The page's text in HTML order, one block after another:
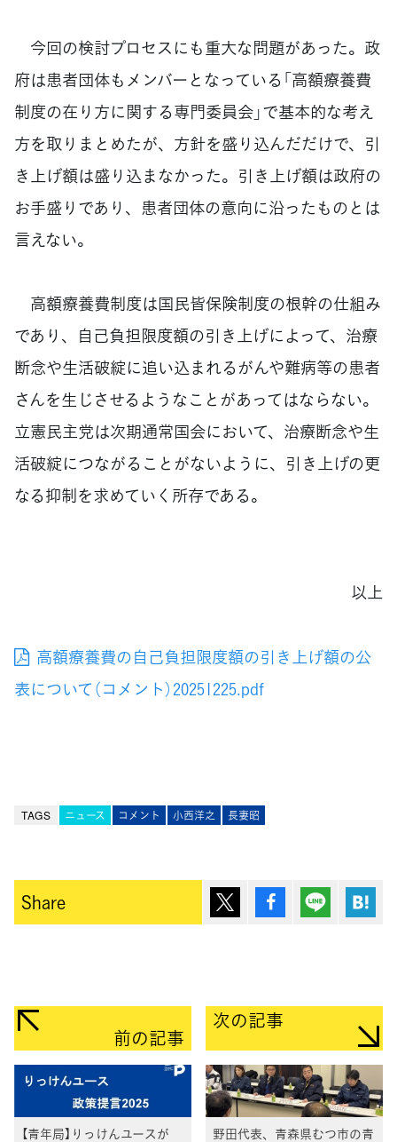
今回の検討プロセスにも重大な問題があった。政
府は患者団体もメンバーとなっている「高額療養費
制度の在り方に関する専門委員会」で基本的な考え
方を取りまとめたが、方針を盛り込んだだけで、引
き上げ額は盛り込まなかった。引き上げ額は政府の
お手盛りであり、患者団体の意向に沿ったものとは
言えない。
高額療養費制度は国民皆保険制度の根幹の仕組み
であり、自己負担限度額の引き上げによって、治療
断念や生活破綻に追い込まれるがんや難病等の患者
さんを生じさせるようなことがあってはならない。
立憲民主党は次期通常国会において、治療断念や生
活破綻につながることがないように、引き上げの更
なる抑制を求めていく所存である。
以上
高額療養費の自己負担限度額の引き上げ額の公
表について（コメント）20251225.pdf
TAGS ニュース コメント 小西洋之 長妻昭
Share ポスト シェア Lineで送
前の記事
【青年局】りっけんユースが
次の記事
野田代表、青森県むつ市の青